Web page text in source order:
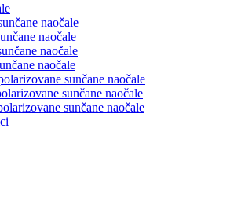
naočale
naočale
naočale
naočale
sunčane naočale
sunčane naočale
sunčane naočale